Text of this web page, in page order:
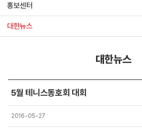
홍보센터
대한뉴스
대한뉴스
5월 테니스동호회 대회
2016-05-27